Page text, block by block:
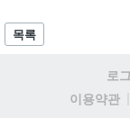
목록
로
이용약관